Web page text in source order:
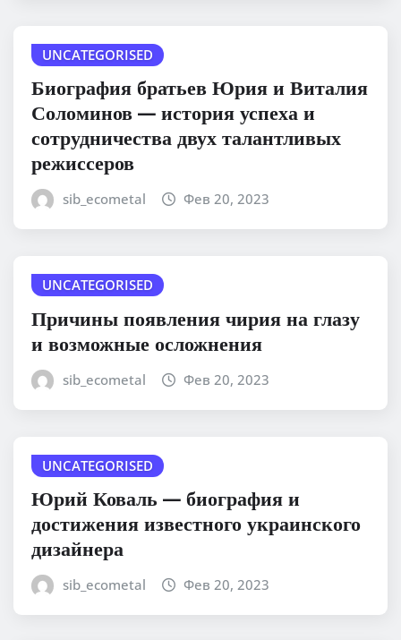
UNCATEGORISED
Биография братьев Юрия и Виталия
Соломинов — история успеха и
сотрудничества двух талантливых
режиссеров
sib_ecometal Фев 20, 2023
UNCATEGORISED
Причины появления чирия на глазу
и возможные осложнения
sib_ecometal Фев 20, 2023
UNCATEGORISED
Юрий Коваль — биография и
достижения известного украинского
дизайнера
sib_ecometal Фев 20, 2023